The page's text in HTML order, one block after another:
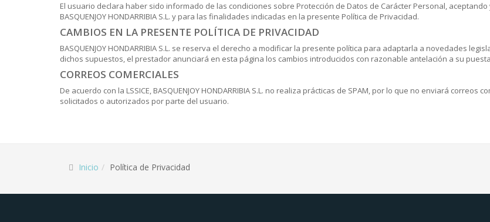
El usuario declara haber sido informado de las condiciones sobre Protección de Datos de Carácter Personal,
BASQUENJOY HONDARRIBIA S.L. y para las finalidades indicadas en la presente Política de Privacidad.
CAMBIOS EN LA PRESENTE POLÍTICA DE PRIVACIDAD
BASQUENJOY HONDARRIBIA S.L. se reserva el derecho a modificar la presente política para adaptarla a novedades
dichos supuestos, el prestador anunciará en esta página los cambios introducidos con razonable antelación a su
CORREOS COMERCIALES
De acuerdo con la LSSICE, BASQUENJOY HONDARRIBIA S.L. no realiza prácticas de SPAM, por lo que no enviará
solicitados o autorizados por parte del usuario.
Inicio Política de Privacidad